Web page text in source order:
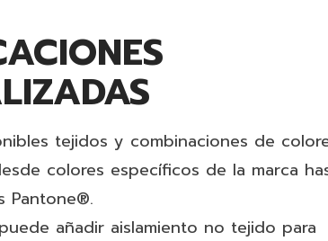
tejidos y combinaciones de
colores específicos de la marca
Pantone®.
añadir aislamiento no tejido para